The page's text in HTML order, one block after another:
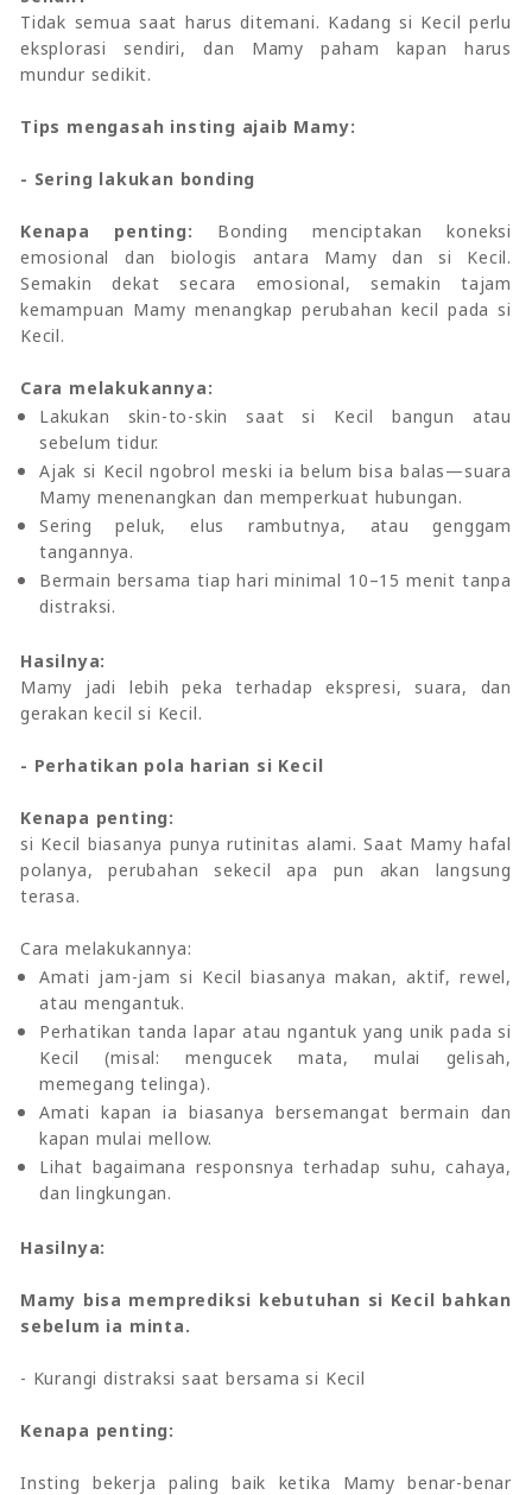
Tidak semua saat harus ditemani. Kadang si Kecil perlu
eksplorasi sendiri, dan Mamy paham kapan harus
mundur sedikit.
Tips mengasah insting ajaib Mamy:
- Sering lakukan bonding
Kenapa penting: Bonding menciptakan koneksi
emosional dan biologis antara Mamy dan si Kecil.
Semakin dekat secara emosional, semakin tajam
kemampuan Mamy menangkap perubahan kecil pada si
Kecil.
Cara melakukannya:
Lakukan skin-to-skin saat si Kecil bangun atau
sebelum tidur.
Ajak si Kecil ngobrol meski ia belum bisa balas—suara
Mamy menenangkan dan memperkuat hubungan.
Sering peluk, elus rambutnya, atau genggam
tangannya.
Bermain bersama tiap hari minimal 10–15 menit tanpa
distraksi.
Hasilnya:
Mamy jadi lebih peka terhadap ekspresi, suara, dan
gerakan kecil si Kecil.
- Perhatikan pola harian si Kecil
Kenapa penting:
si Kecil biasanya punya rutinitas alami. Saat Mamy hafal
polanya, perubahan sekecil apa pun akan langsung
terasa.
Cara melakukannya:
Amati jam-jam si Kecil biasanya makan, aktif, rewel,
atau mengantuk.
Perhatikan tanda lapar atau ngantuk yang unik pada si
Kecil (misal: mengucek mata, mulai gelisah,
memegang telinga).
Amati kapan ia biasanya bersemangat bermain dan
kapan mulai mellow.
Lihat bagaimana responsnya terhadap suhu, cahaya,
dan lingkungan.
Hasilnya:
Mamy bisa memprediksi kebutuhan si Kecil bahkan
sebelum ia minta.
- Kurangi distraksi saat bersama si Kecil
Kenapa penting:
Insting bekerja paling baik ketika Mamy benar-benar